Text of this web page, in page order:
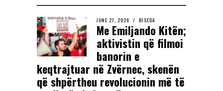
JUNE 27, 2026 BISEDA
Me Emiljando Kitën;
aktivistin që filmoi
banorin e
keqtrajtuar në Zvërnec, skenën
që shpërtheu revolucionin më të